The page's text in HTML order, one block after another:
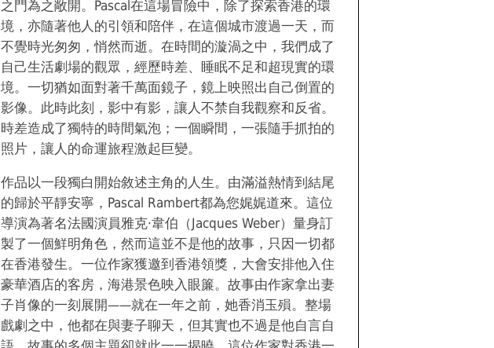
之門為之敞開。Pascal在這場冒險中，除了探索香港的環
境，亦隨著他人的引領和陪伴，在這個城市渡過一天，而
不覺時光匆匆，悄然而逝。在時間的漩渦之中，我們成了
自己生活劇場的觀眾，經歷時差、睡眠不足和超現實的環
境。一切猶如面對著千萬面鏡子，鏡上映照出自己倒置的
影像。此時此刻，影中有影，讓人不禁自我觀察和反省。
時差造成了獨特的時間氣泡；一個瞬間，一張隨手抓拍的
照片，讓人的命運旅程激起巨變。
作品以一段獨白開始敘述主角的人生。由滿溢熱情到結尾
的歸於平靜安寧，Pascal Rambert都為您娓娓道來。這位
導演為著名法國演員雅克·韋伯（Jacques Weber）量身訂
製了一個鮮明角色，然而這並不是他的故事，只因一切都
在香港發生。一位作家獲邀到香港領獎，大會安排他入住
豪華酒店的客房，海港景色映入眼簾。故事由作家拿出妻
子肖像的一刻展開——就在一年之前，她香消玉殞。整場
戲劇之中，他都在與妻子聊天，但其實也不過是他自言自